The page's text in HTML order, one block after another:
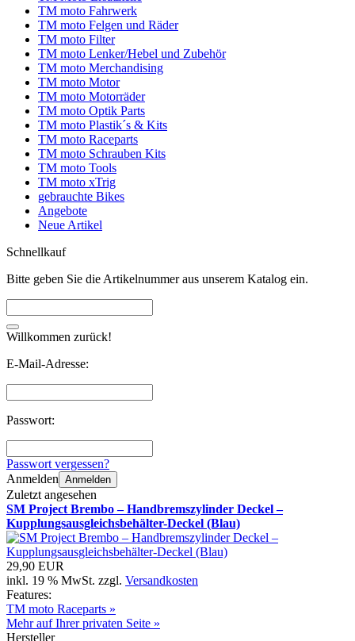
TM moto Fahrwerk
TM moto Felgen und Räder
TM moto Filter
TM moto Lenker/Hebel und Zubehör
TM moto Merchandising
TM moto Motor
TM moto Motorräder
TM moto Optik Parts
TM moto Plastik´s & Kits
TM moto Raceparts
TM moto Schrauben Kits
TM moto Tools
TM moto xTrig
gebrauchte Bikes
Angebote
Neue Artikel
Schnellkauf
Bitte geben Sie die Artikelnummer aus unserem Katalog ein.
Willkommen zurück!
E-Mail-Adresse:
Passwort:
Passwort vergessen?
Anmelden Anmelden
Zuletzt angesehen
SM Project Brembo – Handbremszylinder Deckel –
Kupplungsausgleichsbehälter-Deckel (Blau)
29,90 EUR
inkl. 19 % MwSt. zzgl. Versandkosten
Features:
TM moto Raceparts »
Mehr auf Ihrer privaten Seite »
Hersteller